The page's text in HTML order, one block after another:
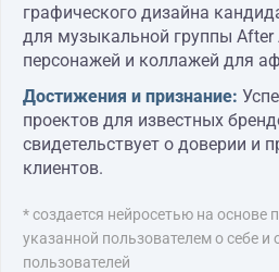
графического дизайна
для музыкальной группы
персонажей и коллажей для
Достижения и признание:
проектов для известных
свидетельствует о доверии и
клиентов.
* создается нейросетью на основе
указанной пользователем о себе и
пользователей